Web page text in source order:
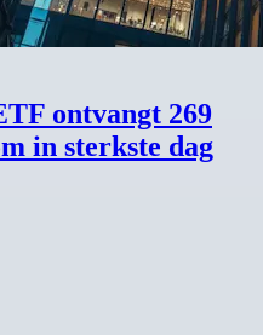
ontvangt 269
in sterkste dag